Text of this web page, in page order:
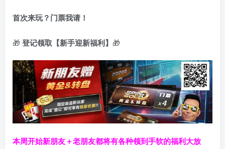
首次来玩？门票我请！
🎁 登记领取【新手迎新福利】 🎁
本周开始新朋友＋老朋友都将有各种领到手软的福利大放